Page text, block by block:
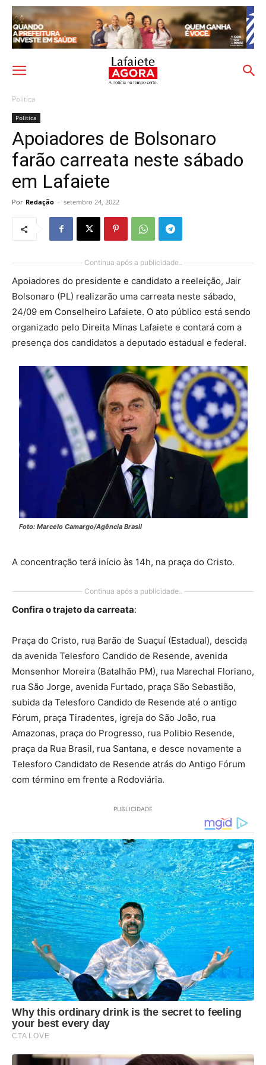
Politica
Politica
Apoiadores de Bolsonaro
farão carreata neste sábado
em Lafaiete
Por Redação - setembro 24, 2022
Continua após a publicidade..
Apoiadores do presidente e candidato a reeleição, Jair
Bolsonaro (PL) realizarão uma carreata neste sábado,
24/09 em Conselheiro Lafaiete. O ato público está sendo
organizado pelo Direita Minas Lafaiete e contará com a
presença dos candidatos a deputado estadual e federal.
Foto: Marcelo Camargo/Agência Brasil
A concentração terá início às 14h, na praça do Cristo.
Continua após a publicidade..
Confira o trajeto da carreata:
Praça do Cristo, rua Barão de Suaçuí (Estadual), descida
da avenida Telesforo Candido de Resende, avenida
Monsenhor Moreira (Batalhão PM), rua Marechal Floriano,
rua São Jorge, avenida Furtado, praça São Sebastião,
subida da Telesforo Candido de Resende até o antigo
Fórum, praça Tiradentes, igreja do São João, rua
Amazonas, praça do Progresso, rua Polibio Resende,
praça da Rua Brasil, rua Santana, e desce novamente a
Telesforo Candidato de Resende atrás do Antigo Fórum
com término em frente a Rodoviária.
PUBLICIDADE